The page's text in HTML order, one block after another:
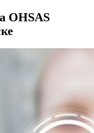
OHSAS